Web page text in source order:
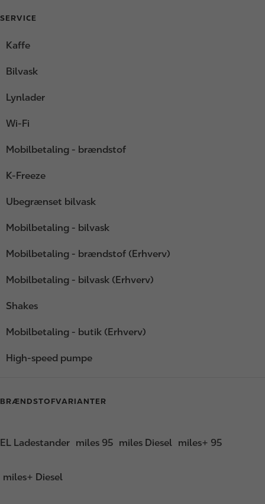
SERVICE
Kaffe
Bilvask
Lynlader
Wi-Fi
Mobilbetaling - brændstof
K-Freeze
Ubegrænset bilvask
Mobilbetaling - bilvask
Mobilbetaling - brændstof (Erhverv)
Mobilbetaling - bilvask (Erhverv)
Shakes
Mobilbetaling - butik (Erhverv)
High-speed pumpe
BRÆNDSTOFVARIANTER
EL Ladestander miles 95 miles Diesel miles+ 95
miles+ Diesel